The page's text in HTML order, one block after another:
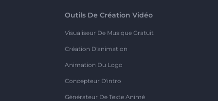
Outils De Création Vidéo
Visualiseur De Musique Gratuit
Création D'animation
Animation Du Logo
Concepteur D'intro
Générateur De Texte Animé